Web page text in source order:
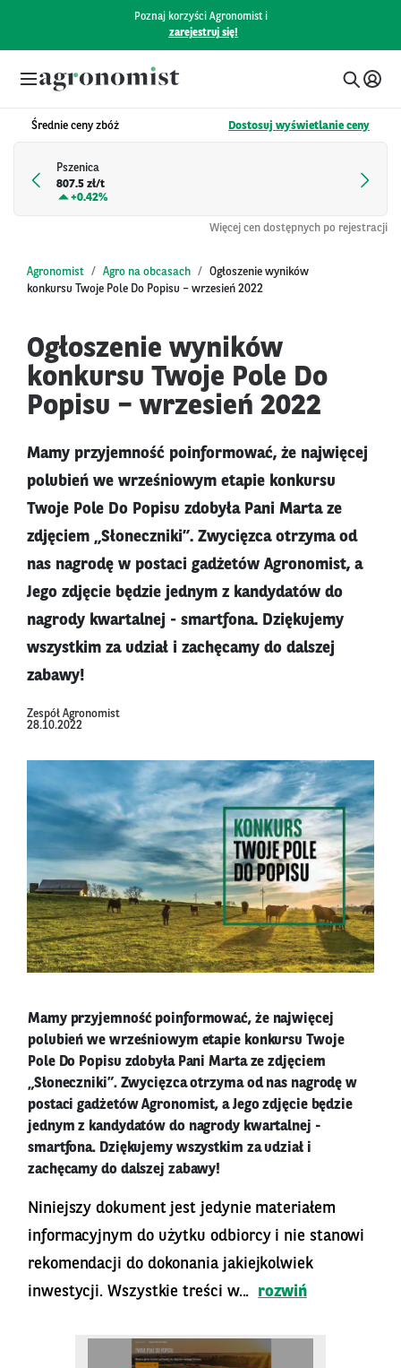
Poznaj korzyści Agronomist i
zarejestruj się!
Średnie ceny zbóż Dostosuj wyświetlanie ceny
Pszenica
807.5 zł/t
+0.42%
Więcej cen dostępnych po rejestracji
Agronomist Agro na obcasach
Ogłoszenie wyników
konkursu Twoje Pole Do Popisu – wrzesień 2022
Ogłoszenie wyników
konkursu Twoje Pole Do
Popisu – wrzesień 2022
Mamy przyjemność poinformować, że najwięcej
polubień we wrześniowym etapie konkursu
Twoje Pole Do Popisu zdobyła Pani Marta ze
zdjęciem „Słoneczniki”. Zwycięzca otrzyma od
nas nagrodę w postaci gadżetów Agronomist, a
Jego zdjęcie będzie jednym z kandydatów do
nagrody kwartalnej - smartfona. Dziękujemy
wszystkim za udział i zachęcamy do dalszej
zabawy!
Zespół Agronomist
28.10.2022
Mamy przyjemność poinformować, że najwięcej
polubień we wrześniowym etapie konkursu Twoje
Pole Do Popisu zdobyła Pani Marta ze zdjęciem
„Słoneczniki”. Zwycięzca otrzyma od nas nagrodę w
postaci gadżetów Agronomist, a Jego zdjęcie będzie
jednym z kandydatów do nagrody kwartalnej -
smartfona. Dziękujemy wszystkim za udział i
zachęcamy do dalszej zabawy!
Niniejszy dokument jest jedynie materiałem
informacyjnym do użytku odbiorcy i nie stanowi
rekomendacji do dokonania jakiejkolwiek
inwestycji. Wszystkie treści w...
rozwiń